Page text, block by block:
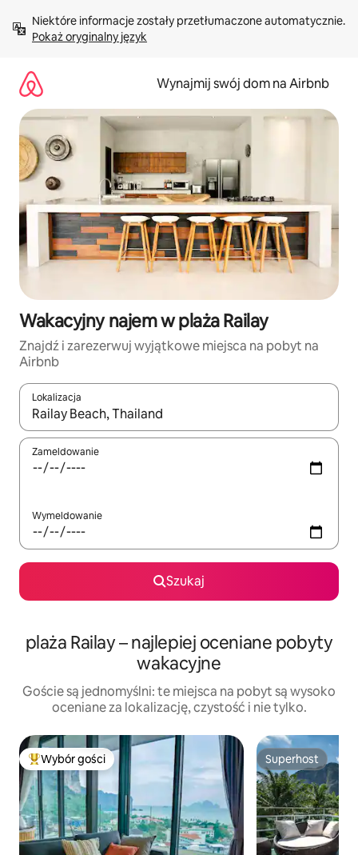
treści Pokaż oryginalny język
Wynajmij swój dom na Airbnb
Wakacyjny najem w plaża Railay
Znajdź i zarezerwuj wyjątkowe miejsca na pobyt na
Airbnb
Lokalizacja
Gdy wyniki będą dostępne, możesz poruszać się po nich za
Zameldowanie
Wymeldowanie
Szukaj
plaża Railay – najlepiej oceniane pobyty
wakacyjne
Goście są jednomyślni: te miejsca na pobyt są wysoko
oceniane za lokalizację, czystość i nie tylko.
Najpopularniejsze z kategorii Wybór gości
Wybór gości Superhost
Superhost